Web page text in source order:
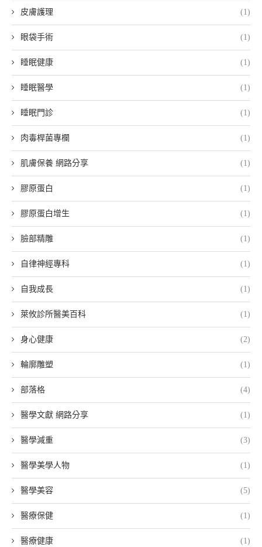
皮膚護理 (1)
眼袋手術 (1)
睡眠健康 (1)
睡眠醫學 (1)
睡眠門診 (1)
肉毒桿菌專欄 (1)
肌膚保養 網路分享 (1)
膠原蛋白 (1)
膠原蛋白增生 (1)
臉部精雕 (1)
自律神經專科 (1)
自我成長 (1)
萊攸診所醫美百科 (1)
身心健康 (2)
輪廓雕塑 (1)
部落格 (4)
醫學文獻 網路分享 (1)
醫學減重 (3)
醫學美學人物 (1)
醫學美容 (5)
醫療保健 (1)
醫療健康 (1)